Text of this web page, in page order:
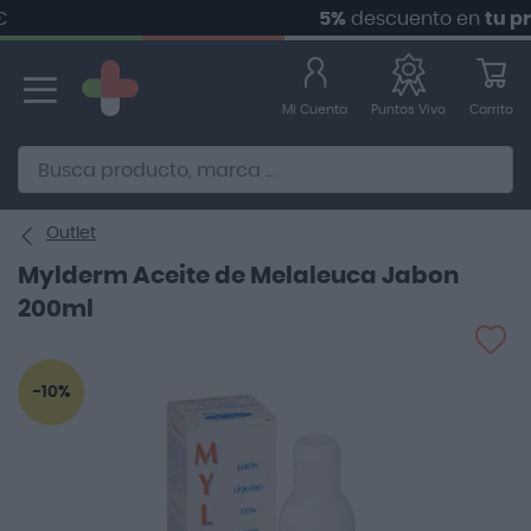
descuento en tu
contenido
Alternative to Doofinder Ecommerce Search
Mi Cuenta Puntos Vivo Carrito
Outlet
Mylderm Aceite de Melaleuca Jabon
200ml
-10%
Saltar
final